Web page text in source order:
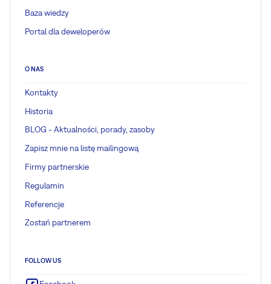
Baza wiedzy
Portal dla deweloperów
O NAS
Kontakty
Historia
BLOG - Aktualności, porady, zasoby
Zapisz mnie na listę mailingową
Firmy partnerskie
Regulamin
Referencje
Zostań partnerem
FOLLOW US